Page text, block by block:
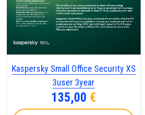
Kaspersky Small Office Security XS
3user 3year
135,00 €